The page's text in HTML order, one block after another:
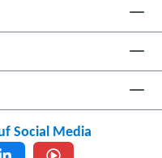
Social Media